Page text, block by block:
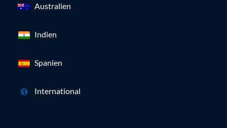
Australien
Indien
Spanien
International